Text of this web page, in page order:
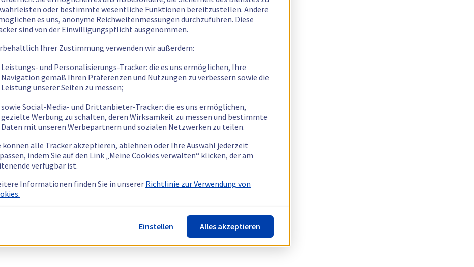
oder bestimmte wesentliche Funktionen bereitzustellen. Andere
es uns, anonyme Reichweitenmessungen durchzuführen. Diese
sind von der Einwilligungspflicht ausgenommen.
Ihrer Zustimmung verwenden wir außerdem:
Leistungs- und Personalisierungs-Tracker: die es uns ermöglichen, Ihre
Navigation gemäß Ihren Präferenzen und Nutzungen zu verbessern sowie die
Leistung unserer Seiten zu messen;
sowie Social-Media- und Drittanbieter-Tracker: die es uns ermöglichen,
gezielte Werbung zu schalten, deren Wirksamkeit zu messen und bestimmte
Daten mit unseren Werbepartnern und sozialen Netzwerken zu teilen.
können alle Tracker akzeptieren, ablehnen oder Ihre Auswahl jederzeit
indem Sie auf den Link „Meine Cookies verwalten“ klicken, der am
verfügbar ist.
Informationen finden Sie in unserer Richtlinie zur Verwendung von
Einstellen Alles akzeptieren